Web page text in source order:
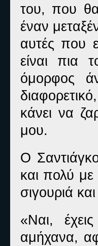
του, που
έναν
αυτές που
είναι πια
όμορφος
κάνει να
μου.
Ο
και πολύ
σιγουριά
«Ναι,
αμήχανα,